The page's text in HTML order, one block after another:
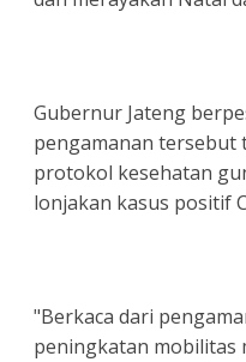
Gubernur Jateng
pengamanan tersebut
protokol kesehatan
lonjakan kasus positif
"Berkaca dari
peningkatan mobilitas